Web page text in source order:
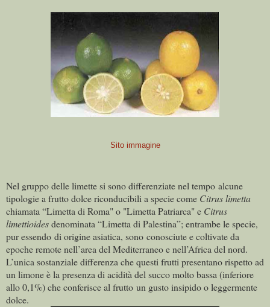
Sito immagine
Nel gruppo delle limette si sono differenziate nel tempo alcune
tipologie a frutto dolce riconducibili a specie come Citrus limetta
chiamata “Limetta di Roma" o "Limetta Patriarca" e Citrus
limettioidesdenominata “Limetta di Palestina”; entrambe le specie,
pur essendo di origine asiatica, sono conosciute e coltivate da
epoche remote nell’area del Mediterraneo e nell’Africa del nord.
L’unica sostanziale differenza che questi frutti presentano rispetto ad
un limone è la presenza di acidità del succo molto bassa (inferiore
allo 0,1%) che conferisce al frutto un gusto insipido o leggermente
dolce.